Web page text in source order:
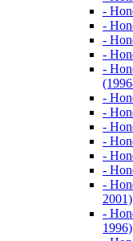
-
-
-
-
-
-
-
-
-
-
-
-
2001)
-
1996)